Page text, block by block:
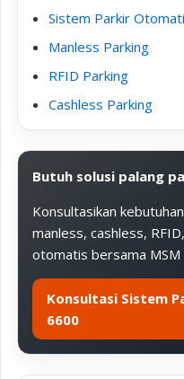
Sistem Parkir
Manless Parking
RFID Parking
Cashless Parking
Butuh solusi palang
Konsultasikan
manless, cashless,
otomatis bersama MSM
Konsultasi Sistem
6600